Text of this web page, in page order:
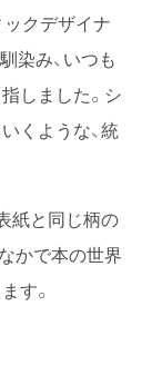
ックデザイナ
染み、いつも
しました。シ
くような、統
紙と同じ柄の
かで本の世界
す。